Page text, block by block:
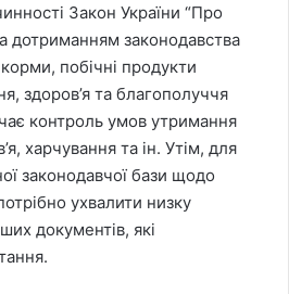
Закон України “Про
дотриманням законодавства
побічні продукти
здоров’я та благополуччя
контроль умов утримання
харчування та ін. Утім, для
законодавчої бази щодо
ухвалити низку
документів, які